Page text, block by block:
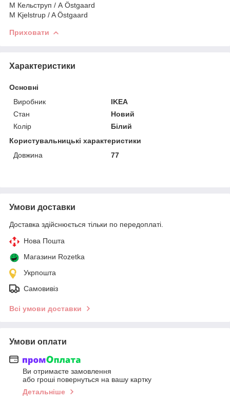
М Кельструп / А Östgaard
M Kjelstrup / A Östgaard
Приховати
Характеристики
Основні
Виробник
IKEA
Стан
Новий
Колір
Білий
Користувальницькі характеристики
Довжина
77
Умови доставки
Доставка здійснюється тільки по передоплаті.
Нова Пошта
Магазини Rozetka
Укрпошта
Самовивіз
Всі умови доставки
Умови оплати
Ви отримаєте замовлення
або гроші повернуться на вашу картку
Детальніше